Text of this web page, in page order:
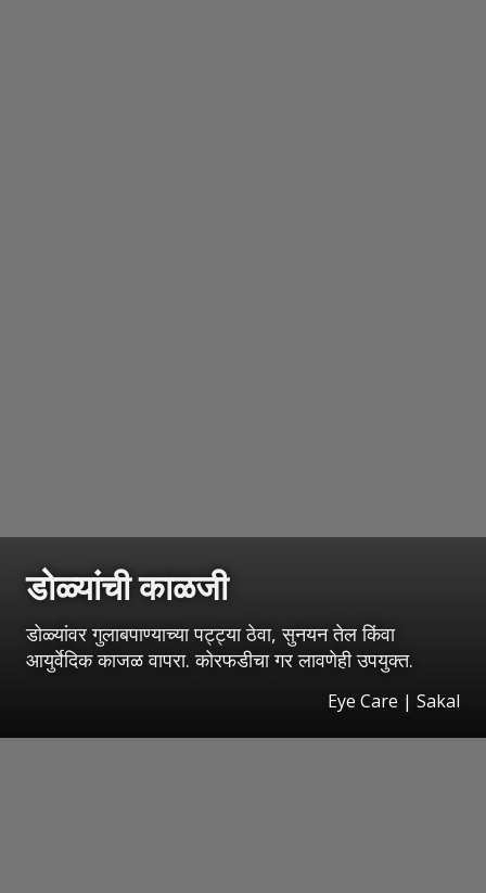
डोळ्यांची काळजी
डोळ्यांवर गुलाबपाण्याच्या पट्ट्या ठेवा, सुनयन तेल किंवा
आयुर्वेदिक काजळ वापरा. कोरफडीचा गर लावणेही उपयुक्त.
Eye Care | Sakal